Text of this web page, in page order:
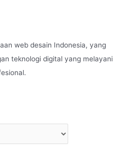
web desain Indonesia, yang
teknologi digital yang melayani